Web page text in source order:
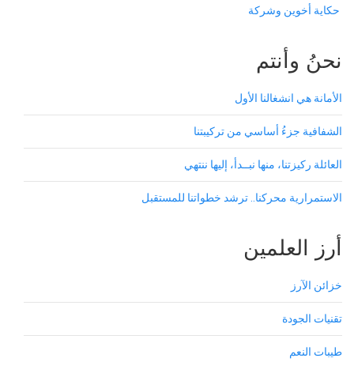
حكاية أخوين وشركة
نحنُ وأنتم
الأمانة هي انشغالنا الأول
الشفافية جزءُ أساسي من تركيبتنا
العائلة ركيزتنا، منها نبــدأ، إليها ننتهي
الاستمرارية محركنا.. ترشد خطواتنا للمستقبل
أرز العلمين
خزائن الآرز
تقنيات الجودة
طيبات النعم